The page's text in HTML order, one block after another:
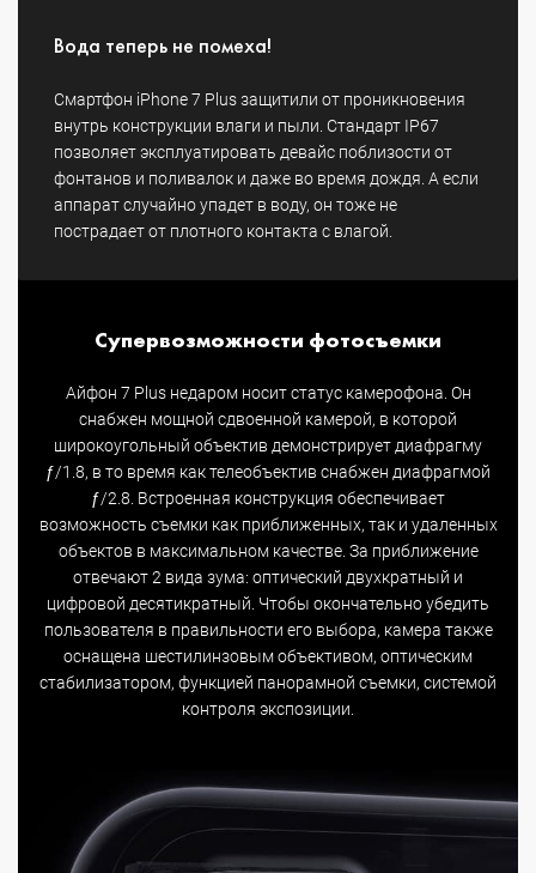
Вода теперь не помеха!
Смартфон iPhone 7 Plus защитили от проникновения
внутрь конструкции влаги и пыли. Стандарт IP67
позволяет эксплуатировать девайс поблизости от
фонтанов и поливалок и даже во время дождя. А если
аппарат случайно упадет в воду, он тоже не
пострадает от плотного контакта с влагой.
Супервозможности фотосъемки
Айфон 7 Plus недаром носит статус камерофона. Он
снабжен мощной сдвоенной камерой, в которой
широкоугольный объектив демонстрирует диафрагму
ƒ/1.8, в то время как телеобъектив снабжен диафрагмой
ƒ/2.8. Встроенная конструкция обеспечивает
возможность съемки как приближенных, так и удаленных
объектов в максимальном качестве. За приближение
отвечают 2 вида зума: оптический двухкратный и
цифровой десятикратный. Чтобы окончательно убедить
пользователя в правильности его выбора, камера также
оснащена шестилинзовым объективом, оптическим
стабилизатором, функцией панорамной съемки, системой
контроля экспозиции.